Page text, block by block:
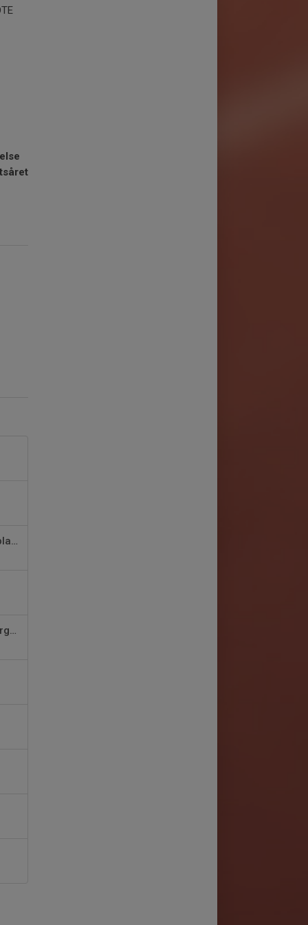
Glädjande nyhet! Banorna öppnar några dagar tidigare än planerat.
Pga dagens ihållande regn kommer ej banorna öppnas imorgon som planerat.